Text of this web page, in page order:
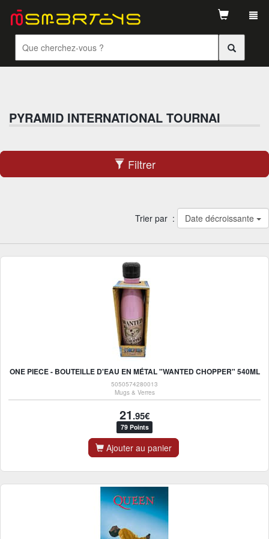
PYRAMID INTERNATIONAL TOURNAI
Filtrer
Trier par : Date décroissante
ONE PIECE - BOUTEILLE D'EAU EN MÉTAL "WANTED CHOPPER" 540ML
5050574280013
Mugs & Verres
21.95€
79 Points
Ajouter au panier